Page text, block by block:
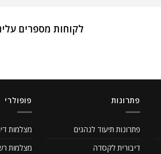
לקוחות מספרים
פתרונות
פתרונות תיעוד לנהגים
דיבורית לקסדה
פופולרי
מצלמות
מצלמות